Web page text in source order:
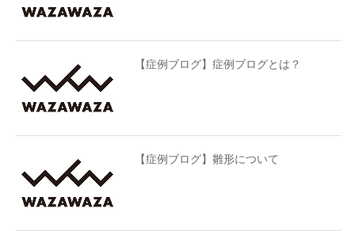
【症例ブログ】症例ブログとは？
【症例ブログ】雛形について